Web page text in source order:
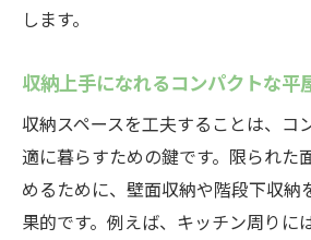
します。
収納上手になれるコンパクトな平
収納スペースを工夫することは、コ
適に暮らすための鍵です。限られた
めるために、壁面収納や階段下収納
果的です。例えば、キッチン周りに